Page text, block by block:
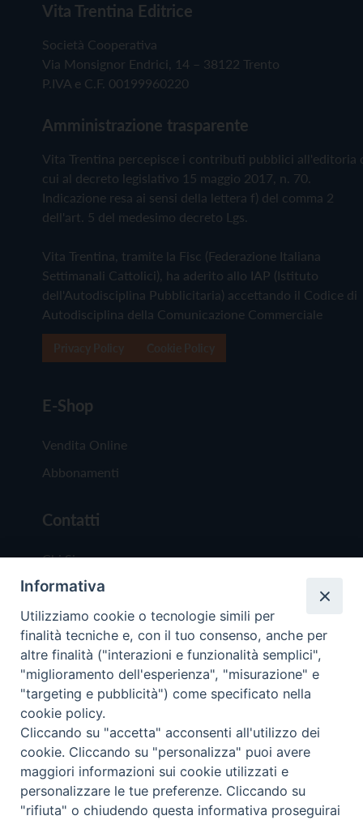
Vita Trentina Editrice
Società Cooperativa
Via Monsignor Endrici, 14 – 38122 Trento
P.IVA e C.F. 00199960220
Amministrazione trasparente
Vita Trentina percepisce i contributi pubblici all'editoria
cui al decreto legislativo 15 maggio 2017, n. 70.
Indicazione resa ai sensi della lettera f) del comma 2
dell'art. 5 del medesimo decreto Lgs.
Vita Trentina, tramite la Fisc (Federazione Italiana
Settimanali Cattolici), ha aderito allo IAP (Istituto
dell'Autodisciplina Pubblicitaria) accettando il Codice di
Autodisciplina della Comunicazione Commerciale
E-Shop
Vendita Online
Abbonamenti
Contatti
Chi Siamo
Redazione
Scrivici
Copyright © 2019 - Tutti i diritti riservati - Vita
Trentina Editrice
Privacy Policy
Torna
Informativa
Utilizziamo cookie o tecnologie simili per
finalità tecniche e, con il tuo consenso, anche per
altre finalità ("interazioni e funzionalità semplici",
"miglioramento dell'esperienza", "misurazione" e
"targeting e pubblicità") come specificato nella
cookie policy.
Cliccando su "accetta" acconsenti all'utilizzo dei
cookie. Cliccando su "personalizza" puoi avere
maggiori informazioni sui cookie utilizzati e
personalizzare le tue preferenze. Cliccando su
"rifiuta" o chiudendo questa informativa proseguirai